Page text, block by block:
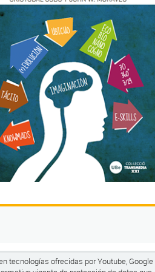
tecnologías ofrecidas por Youtube, Google